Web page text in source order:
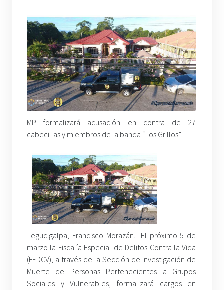
MP formalizará acusación en contra de 27
cabecillas y miembros de la banda “Los Grillos”
Tegucigalpa, Francisco Morazán.- El próximo 5 de
marzo la Fiscalía Especial de Delitos Contra la Vida
(FEDCV), a través de la Sección de Investigación de
Muerte de Personas Pertenecientes a Grupos
Sociales y Vulnerables, formalizará cargos en